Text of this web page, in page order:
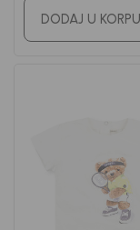
DODAJ U KORPU